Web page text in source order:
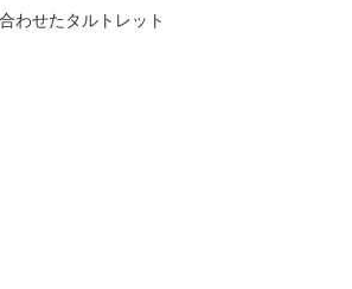
わせたタルトレット